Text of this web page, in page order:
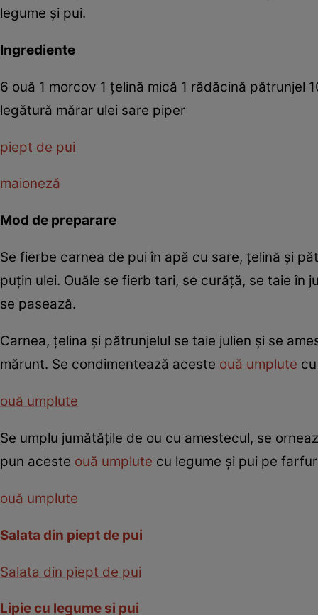
legume şi pui.
Ingrediente
6 ouă 1 morcov 1 ţelină mică 1 rădăcină pătrunjel
legătură mărar ulei sare piper
piept de pui
maioneză
Mod de preparare
Se fierbe carnea de pui în apă cu sare, ţelină şi
puţin ulei. Ouăle se fierb tari, se curăţă, se taie în
se pasează.
Carnea, ţelina şi pătrunjelul se taie julien şi se
mărunt. Se condimentează aceste ouă umplute
ouă umplute
Se umplu jumătăţile de ou cu amestecul, se
pun aceste ouă umplute cu legume şi pui pe
ouă umplute
Salata din piept de pui
Salata din piept de pui
Lipie cu legume si pui